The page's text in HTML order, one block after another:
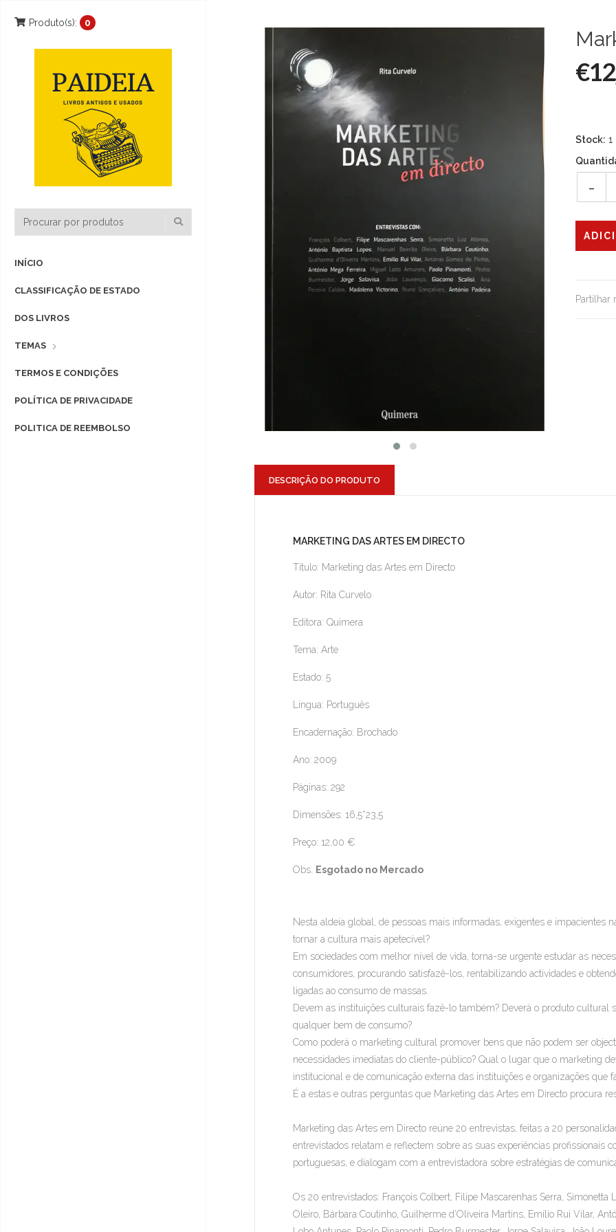
Produto(s): 0
INÍCIO
CLASSIFICAÇÃO DE ESTADO
DOS LIVROS
TEMAS
TERMOS E CONDIÇÕES
POLÍTICA DE PRIVACIDADE
POLITICA DE REEMBOLSO
Stock: 1
-
Partilhar
DESCRIÇÃO DO PRODUTO
MARKETING DAS ARTES EM DIRECTO
Título: Marketing das Artes em Directo
Autor: Rita Curvelo
Editora: Quimera
Tema: Arte
Estado: 5
Língua: Português
Encadernação: Brochado
Ano: 2009
Páginas: 292
Dimensões: 16,5*23,5
Preço: 12,00 €
Obs. Esgotado no Mercado
Nesta aldeia global, de pessoas mais informadas, exigentes e impacientes
tornar a cultura mais apetecível?
Em sociedades com melhor nível de vida, torna-se urgente estudar as
consumidores, procurando satisfazê-los, rentabilizando actividades e
ligadas ao consumo de massas.
Devem as instituições culturais fazê-lo também? Deverá o produto cultural
qualquer bem de consumo?
Como poderá o marketing cultural promover bens que não podem ser
necessidades imediatas do cliente-público? Qual o lugar que o marketing
institucional e de comunicação externa das instituições e organizações que
É a estas e outras perguntas que Marketing das Artes em Directo procura
Marketing das Artes em Directo reúne 20 entrevistas, feitas a 20
entrevistados relatam e reflectem sobre as suas experiências profissionais
portuguesas, e dialogam com a entrevistadora sobre estratégias de
Os 20 entrevistados: François Colbert, Filipe Mascarenhas Serra,
Oleiro, Bárbara Coutinho, Guilherme d’Oliveira Martins, Emílio Rui Vilar,